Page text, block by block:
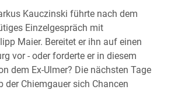
Kauczinski führte nach dem
Einzelgespräch mit
Maier. Bereitet er ihn auf einen
vor - oder forderte er in diesem
dem Ex-Ulmer? Die nächsten Tage
der Chiemgauer sich Chancen